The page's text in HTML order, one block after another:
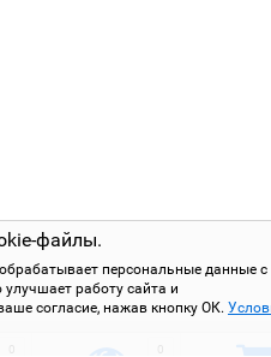
файлы.
персональные данные с
работу сайта и
согласие, нажав кнопку ОК.